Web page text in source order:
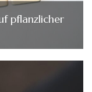
pflanzlicher